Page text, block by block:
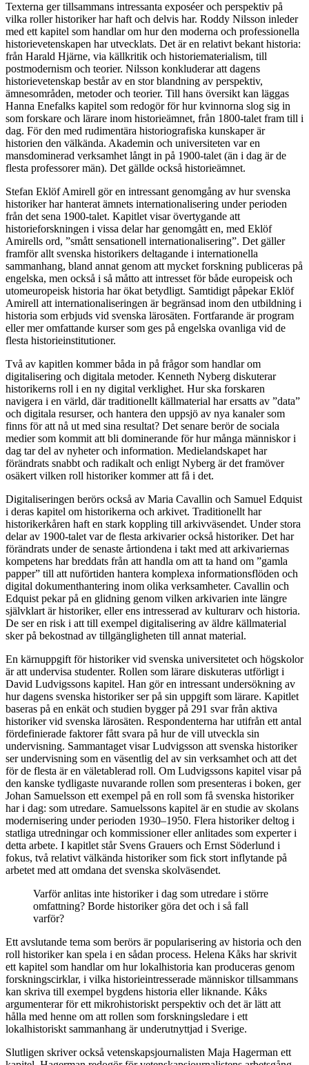
Texterna ger tillsammans intressanta exposéer och perspektiv på
vilka roller historiker har haft och delvis har. Roddy Nilsson inleder
med ett kapitel som handlar om hur den moderna och professionella
historievetenskapen har utvecklats. Det är en relativt bekant historia:
från Harald Hjärne, via källkritik och historiematerialism, till
postmodernism och teorier. Nilsson konkluderar att dagens
historievetenskap består av en stor blandning av perspektiv,
ämnesområden, metoder och teorier. Till hans översikt kan läggas
Hanna Enefalks kapitel som redogör för hur kvinnorna slog sig in
som forskare och lärare inom historieämnet, från 1800-talet fram till i
dag. För den med rudimentära historiografiska kunskaper är
historien den välkända. Akademin och universiteten var en
mansdominerad verksamhet långt in på 1900-talet (än i dag är de
flesta professorer män). Det gällde också historieämnet.
Stefan Eklöf Amirell gör en intressant genomgång av hur svenska
historiker har hanterat ämnets internationalisering under perioden
från det sena 1900-talet. Kapitlet visar övertygande att
historieforskningen i vissa delar har genomgått en, med Eklöf
Amirells ord, ”smått sensationell internationalisering”. Det gäller
framför allt svenska historikers deltagande i internationella
sammanhang, bland annat genom att mycket forskning publiceras på
engelska, men också i så måtto att intresset för både europeisk och
utomeuropeisk historia har ökat betydligt. Samtidigt påpekar Eklöf
Amirell att internationaliseringen är begränsad inom den utbildning i
historia som erbjuds vid svenska lärosäten. Fortfarande är program
eller mer omfattande kurser som ges på engelska ovanliga vid de
flesta historieinstitutioner.
Två av kapitlen kommer båda in på frågor som handlar om
digitalisering och digitala metoder. Kenneth Nyberg diskuterar
historikerns roll i en ny digital verklighet. Hur ska forskaren
navigera i en värld, där traditionellt källmaterial har ersatts av ”data”
och digitala resurser, och hantera den uppsjö av nya kanaler som
finns för att nå ut med sina resultat? Det senare berör de sociala
medier som kommit att bli dominerande för hur många människor i
dag tar del av nyheter och information. Medielandskapet har
förändrats snabbt och radikalt och enligt Nyberg är det framöver
osäkert vilken roll historiker kommer att få i det.
Digitaliseringen berörs också av Maria Cavallin och Samuel Edquist
i deras kapitel om historikerna och arkivet. Traditionellt har
historikerkåren haft en stark koppling till arkivväsendet. Under stora
delar av 1900-talet var de flesta arkivarier också historiker. Det har
förändrats under de senaste årtiondena i takt med att arkivariernas
kompetens har breddats från att handla om att ta hand om ”gamla
papper” till att nuförtiden hantera komplexa informationsflöden och
digital dokumenthantering inom olika verksamheter. Cavallin och
Edquist pekar på en glidning genom vilken arkivarien inte längre
självklart är historiker, eller ens intresserad av kulturarv och historia.
De ser en risk i att till exempel digitalisering av äldre källmaterial
sker på bekostnad av tillgängligheten till annat material.
En kärnuppgift för historiker vid svenska universitetet och högskolor
är att undervisa studenter. Rollen som lärare diskuteras utförligt i
David Ludvigssons kapitel. Han gör en intressant undersökning av
hur dagens svenska historiker ser på sin uppgift som lärare. Kapitlet
baseras på en enkät och studien bygger på 291 svar från aktiva
historiker vid svenska lärosäten. Respondenterna har utifrån ett antal
fördefinierade faktorer fått svara på hur de vill utveckla sin
undervisning. Sammantaget visar Ludvigsson att svenska historiker
ser undervisning som en väsentlig del av sin verksamhet och att det
för de flesta är en väletablerad roll. Om Ludvigssons kapitel visar på
den kanske tydligaste nuvarande rollen som presenteras i boken, ger
Johan Samuelsson ett exempel på en roll som få svenska historiker
har i dag: som utredare. Samuelssons kapitel är en studie av skolans
modernisering under perioden 1930–1950. Flera historiker deltog i
statliga utredningar och kommissioner eller anlitades som experter i
detta arbete. I kapitlet står Svens Grauers och Ernst Söderlund i
fokus, två relativt välkända historiker som fick stort inflytande på
arbetet med att omdana det svenska skolväsendet.
Varför anlitas inte historiker i dag som utredare i större
omfattning? Borde historiker göra det och i så fall
varför?
Ett avslutande tema som berörs är popularisering av historia och den
roll historiker kan spela i en sådan process. Helena Kåks har skrivit
ett kapitel som handlar om hur lokalhistoria kan produceras genom
forskningscirklar, i vilka historieintresserade människor tillsammans
kan skriva till exempel bygdens historia eller liknande. Kåks
argumenterar för ett mikrohistoriskt perspektiv och det är lätt att
hålla med henne om att rollen som forskningsledare i ett
lokalhistoriskt sammanhang är underutnyttjad i Sverige.
Slutligen skriver också vetenskapsjournalisten Maja Hagerman ett